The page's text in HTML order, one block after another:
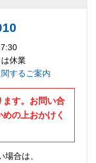
休業
するご案内
ます。お問い合
の上おかけく
場合は、